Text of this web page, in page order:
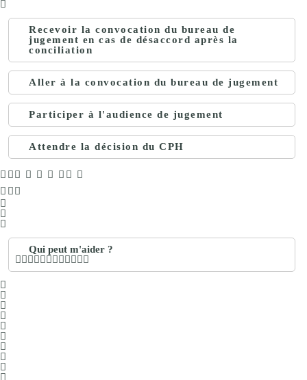
Recevoir la convocation du bureau de
jugement en cas de désaccord après la
conciliation
Aller à la convocation du bureau de jugement
Participer à l'audience de jugement
Attendre la décision du CPH
Qui peut m'aider ?